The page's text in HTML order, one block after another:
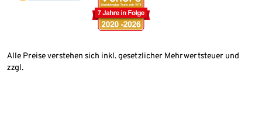
Alle Preise verstehen sich inkl. gesetzlicher Mehrwertsteuer und
zzgl.